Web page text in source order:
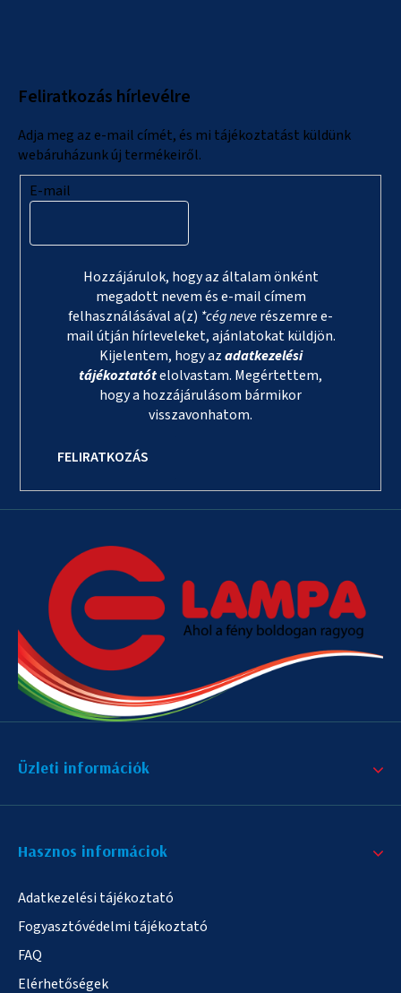
Feliratkozás hírlevélre
Adja meg az e-mail címét, és mi tájékoztatást küldünk
webáruházunk új termékeiről.
E-mail
Hozzájárulok, hogy az általam önként
megadott nevem és e-mail címem
felhasználásával a(z) *cég neverészemre e-
mail útján hírleveleket, ajánlatokat küldjön.
Kijelentem, hogy azadatkezelési
tájékoztatótelolvastam. Megértettem,
hogy a hozzájárulásom bármikor
visszavonhatom.
FELIRATKOZÁS
Üzleti információk
Hasznos informáciok
Adatkezelési tájékoztató
Fogyasztóvédelmi tájékoztató
FAQ
Elérhetőségek